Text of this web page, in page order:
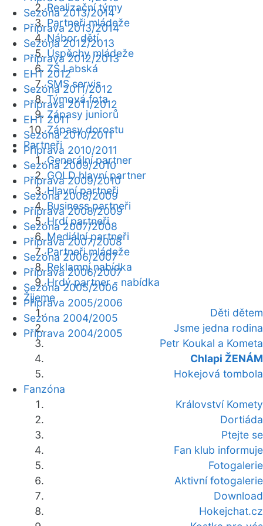
Realizační týmy
Partneři mládeže
Nábor dětí
Úspěchy mládeže
ZŠ Labská
SMS servis
Týmová fota
Zápasy juniorů
Zápasy dorostu
Partneři
Generální partner
GOLD hlavní partner
Hlavní partneři
Business partneři
Hrdí partneři
Mediální partneři
Partneři mládeže
Reklamní nabídka
Hrdý partner - nabídka
Žijeme
Děti dětem
Jsme jedna rodina
Petr Koukal a Kometa
Chlapi ŽENÁM
Hokejová tombola
Fanzóna
Království Komety
Dortiáda
Ptejte se
Fan klub informuje
Fotogalerie
Aktivní fotogalerie
Download
Hokejchat.cz
Sezóna 2013/2014
Příprava 2013/2014
Sezóna 2012/2013
Příprava 2012/2013
EHT 2012
Sezóna 2011/2012
Příprava 2011/2012
EHT 2011
Sezóna 2010/2011
Příprava 2010/2011
Sezóna 2009/2010
Příprava 2009/2010
Sezóna 2008/2009
Příprava 2008/2009
Sezóna 2007/2008
Příprava 2007/2008
Sezóna 2006/2007
Příprava 2006/2007
Sezóna 2005/2006
Příprava 2005/2006
Sezóna 2004/2005
Příprava 2004/2005